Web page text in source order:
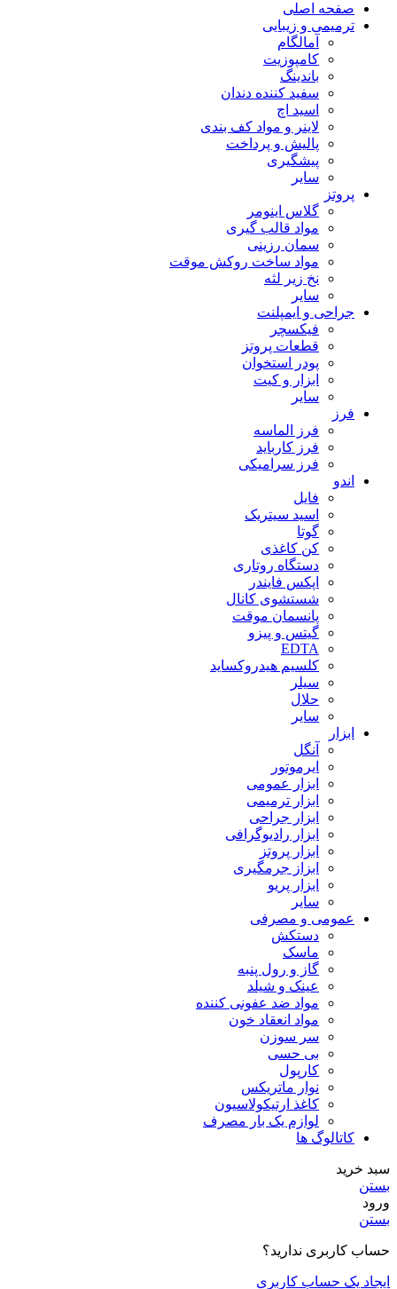
صفحه اصلی
ترمیمی و زیبایی
آمالگام
کامپوزیت
باندینگ
سفید کننده دندان
اسید اچ
لاینر و مواد کف بندی
پالیش و پرداخت
پیشگیری
سایر
پروتز
گلاس اینومر
مواد قالب گیری
سمان رزینی
مواد ساخت روکش موقت
نخ زیر لثه
سایر
جراحی و ایمپلنت
فیکسچر
قطعات پروتز
پودر استخوان
ابزار و کیت
سایر
فرز
فرز الماسه
فرز کارباید
فرز سرامیکی
اندو
فایل
اسید سیتریک
گوتا
کن کاغذی
دستگاه روتاری
اپکس فایندر
شستشوی کانال
پانسمان موقت
گیتس و پیزو
EDTA
کلسیم هیدروکساید
سیلر
حلال
سایر
ابزار
آنگل
ایرموتور
ابزار عمومی
ابزار ترمیمی
ابزار جراحی
ابزار رادیوگرافی
ابزار پروتز
ابزاز جرمگیری
ابزار پریو
سایر
عمومی و مصرفی
دستکش
ماسک
گاز و رول پنبه
عینک و شیلد
مواد ضد عفونی کننده
مواد انعقاد خون
سر سوزن
بی حسی
کارپول
نوار ماتریکس
کاغذ ارتیکولاسیون
لوازم یک بار مصرف
کاتالوگ ها
سبد خرید
بستن
ورود
بستن
حساب کاربری ندارید؟
ایجاد یک حساب کاربری